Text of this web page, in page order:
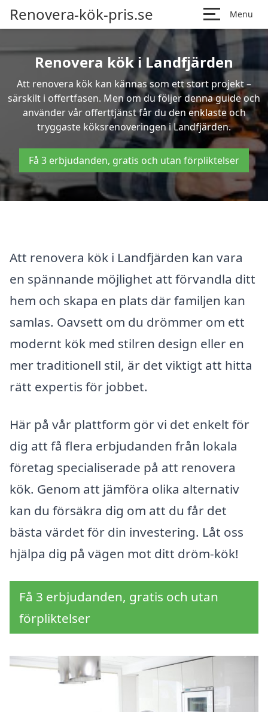
Renovera-kök-pris.se Menu
Renovera kök i Landfjärden
Att renovera kök kan kännas som ett stort projekt –
särskilt i offertfasen. Men om du följer denna guide och
använder vår offerttjänst får du den enklaste och
tryggaste köksrenoveringen i Landfjärden.
Få 3 erbjudanden, gratis och utan förpliktelser
Att renovera kök i Landfjärden kan vara
en spännande möjlighet att förvandla ditt
hem och skapa en plats där familjen kan
samlas. Oavsett om du drömmer om ett
modernt kök med stilren design eller en
mer traditionell stil, är det viktigt att hitta
rätt expertis för jobbet.
Här på vår plattform gör vi det enkelt för
dig att få flera erbjudanden från lokala
företag specialiserade på att renovera
kök. Genom att jämföra olika alternativ
kan du försäkra dig om att du får det
bästa värdet för din investering. Låt oss
hjälpa dig på vägen mot ditt dröm-kök!
Få 3 erbjudanden, gratis och utan
förpliktelser